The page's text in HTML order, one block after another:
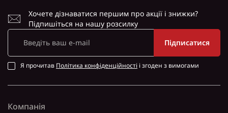
Хочете дізнаватися першим про акції і знижки?
Підпишіться на нашу розсилку
Підписатися
Я прочитав Політика конфіденційності і згоден з вимогами
Компанія